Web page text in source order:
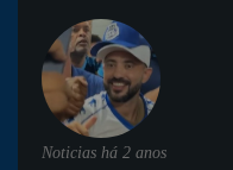
Noticias há 2 anos